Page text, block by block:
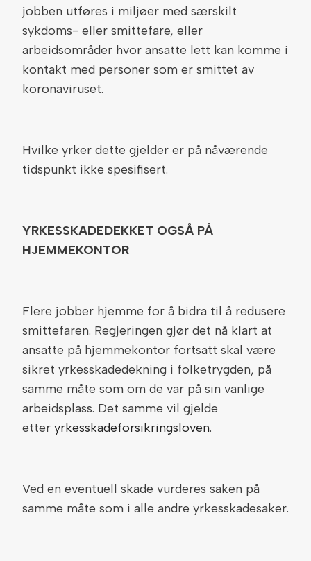
jobben utføres i miljøer med særskilt
sykdoms- eller smittefare, eller
arbeidsområder hvor ansatte lett kan komme i
kontakt med personer som er smittet av
koronaviruset.
Hvilke yrker dette gjelder er på nåværende
tidspunkt ikke spesifisert.
YRKESSKADEDEKKET OGSÅ PÅ
HJEMMEKONTOR
Flere jobber hjemme for å bidra til å redusere
smittefaren. Regjeringen gjør det nå klart at
ansatte på hjemmekontor fortsatt skal være
sikret yrkesskadedekning i folketrygden, på
samme måte som om de var på sin vanlige
arbeidsplass. Det samme vil gjelde
etter yrkesskadeforsikringsloven.
Ved en eventuell skade vurderes saken på
samme måte som i alle andre yrkesskadesaker.